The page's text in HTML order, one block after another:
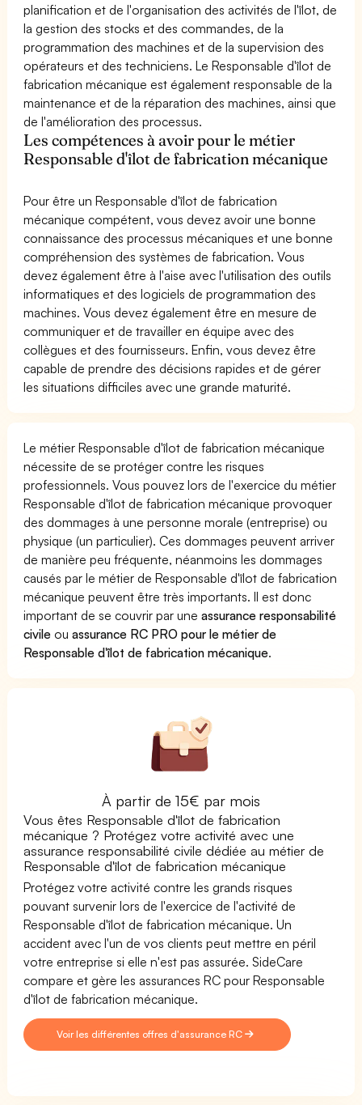
planification et de l'organisation des activités de l'îlot, de
la gestion des stocks et des commandes, de la
programmation des machines et de la supervision des
opérateurs et des techniciens. Le Responsable d'îlot de
fabrication mécanique est également responsable de la
maintenance et de la réparation des machines, ainsi que
de l'amélioration des processus.
Les compétences à avoir pour le métier
Responsable d'îlot de fabrication mécanique
Pour être un Responsable d'îlot de fabrication
mécanique compétent, vous devez avoir une bonne
connaissance des processus mécaniques et une bonne
compréhension des systèmes de fabrication. Vous
devez également être à l'aise avec l'utilisation des outils
informatiques et des logiciels de programmation des
machines. Vous devez également être en mesure de
communiquer et de travailler en équipe avec des
collègues et des fournisseurs. Enfin, vous devez être
capable de prendre des décisions rapides et de gérer
les situations difficiles avec une grande maturité.
Le métier Responsable d'îlot de fabrication mécanique
nécessite de se protéger contre les risques
professionnels. Vous pouvez lors de l'exercice du métier
Responsable d'îlot de fabrication mécanique provoquer
des dommages à une personne morale (entreprise) ou
physique (un particulier). Ces dommages peuvent arriver
de manière peu fréquente, néanmoins les dommages
causés par le métier de Responsable d'îlot de fabrication
mécanique peuvent être très importants. Il est donc
important de se couvrir par uneassurance responsabilité
civile ouassurance RC PRO pour le métier de
Responsable d'îlot de fabrication mécanique.
À partir de 15€ par mois
Vous êtes Responsable d'îlot de fabrication
mécanique ? Protégez votre activité avec une
assurance responsabilité civile dédiée au métier de
Responsable d'îlot de fabrication mécanique
Protégez votre activité contre les grands risques
pouvant survenir lors de l'exercice de l'activité de
Responsable d'îlot de fabrication mécanique. Un
accident avec l'un de vos clients peut mettre en péril
votre entreprise si elle n'est pas assurée. SideCare
compare et gère les assurances RC pour Responsable
d'îlot de fabrication mécanique.
Voir les différentes offres d'assurance RC